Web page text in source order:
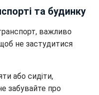
та будинку
важливо
не застудитися
або сидіти,
забувайте про